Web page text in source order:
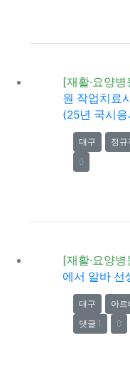
[재활·요양병
원 작업치료
(25년 국시
대구 정규
0
[재활·요양병
에서 알바 선
대구 아르
댓글 1
0